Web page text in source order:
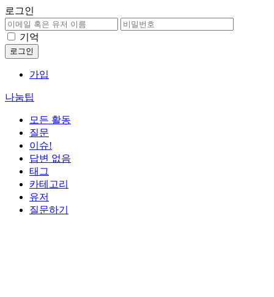
로그인
기억
가입
나눔팁
모든 활동
질문
이슈!
답변 없음
태그
카테고리
유저
질문하기